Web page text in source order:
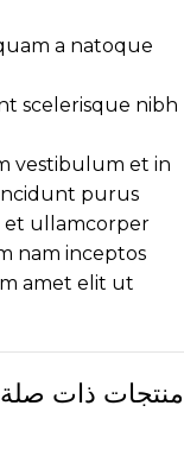
a natoque
scelerisque nibh
vestibulum et in
purus
et ullamcorper
nam inceptos
amet elit ut
منتجات ذات صلة